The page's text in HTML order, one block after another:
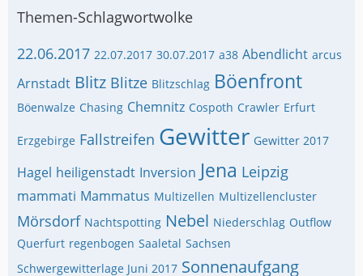
Themen-Schlagwortwolke
22.06.2017 22.07.2017 30.07.2017 a38 Abendlicht arcus
Arnstadt Blitz Blitze Blitzschlag Böenfront
Böenwalze Chasing Chemnitz Cospoth Crawler Erfurt
Erzgebirge Fallstreifen Gewitter Gewitter 2017
Hagel heiligenstadt Inversion Jena Leipzig
mammati Mammatus Multizellen Multizellencluster
Mörsdorf Nachtspotting Nebel Niederschlag Outflow
Querfurt regenbogen Saaletal Sachsen
Schwergewitterlage Juni 2017 Sonnenaufgang